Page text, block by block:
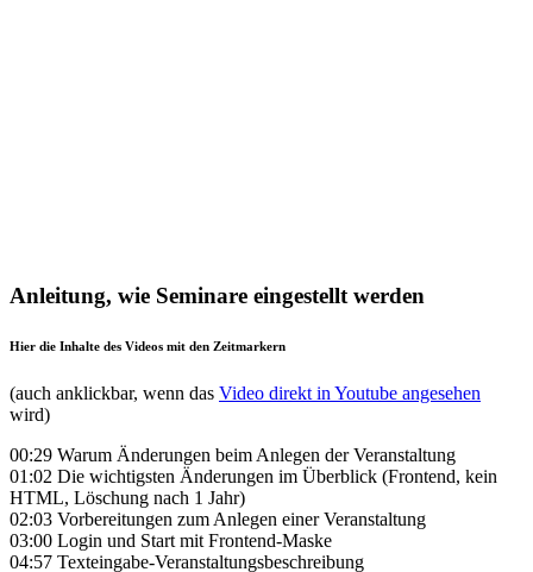
Anleitung, wie Seminare eingestellt werden
Hier die Inhalte des Videos mit den Zeitmarkern
(auch anklickbar, wenn das Video direkt in Youtube angesehen
wird)
00:29 Warum Änderungen beim Anlegen der Veranstaltung
01:02 Die wichtigsten Änderungen im Überblick (Frontend, kein
HTML, Löschung nach 1 Jahr)
02:03 Vorbereitungen zum Anlegen einer Veranstaltung
03:00 Login und Start mit Frontend-Maske
04:57 Texteingabe-Veranstaltungsbeschreibung